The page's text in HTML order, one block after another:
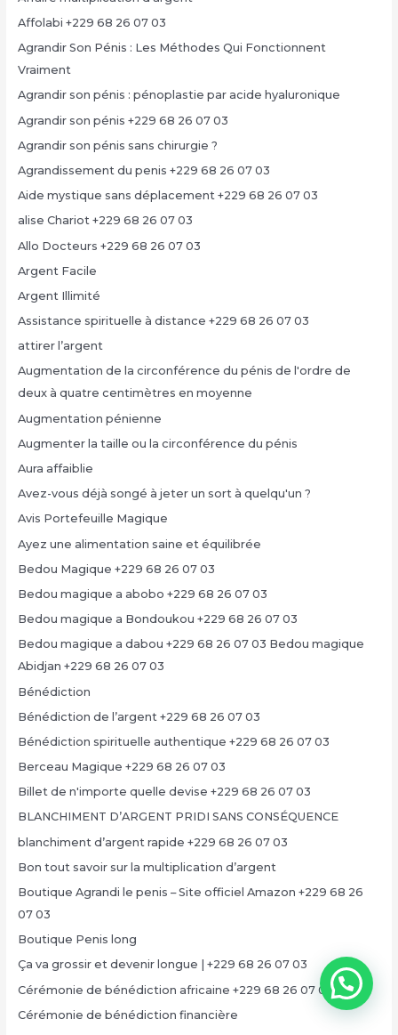
Affolabi +229 68 26 07 03
Agrandir Son Pénis : Les Méthodes Qui Fonctionnent
Vraiment
Agrandir son pénis : pénoplastie par acide hyaluronique
Agrandir son pénis +229 68 26 07 03
Agrandir son pénis sans chirurgie ?
Agrandissement du penis +229 68 26 07 03
Aide mystique sans déplacement +229 68 26 07 03
alise Chariot +229 68 26 07 03
Allo Docteurs +229 68 26 07 03
Argent Facile
Argent Illimité
Assistance spirituelle à distance +229 68 26 07 03
attirer l’argent
Augmentation de la circonférence du pénis de l'ordre de
deux à quatre centimètres en moyenne
Augmentation pénienne
Augmenter la taille ou la circonférence du pénis
Aura affaiblie
Avez-vous déjà songé à jeter un sort à quelqu'un ?
Avis Portefeuille Magique
Ayez une alimentation saine et équilibrée
Bedou Magique +229 68 26 07 03
Bedou magique a abobo +229 68 26 07 03
Bedou magique a Bondoukou +229 68 26 07 03
Bedou magique a dabou +229 68 26 07 03 Bedou magique
Abidjan +229 68 26 07 03
Bénédiction
Bénédiction de l’argent +229 68 26 07 03
Bénédiction spirituelle authentique +229 68 26 07 03
Berceau Magique +229 68 26 07 03
Billet de n'importe quelle devise +229 68 26 07 03
BLANCHIMENT D’ARGENT PRIDI SANS CONSÉQUENCE
blanchiment d’argent rapide +229 68 26 07 03
Bon tout savoir sur la multiplication d’argent
Boutique Agrandi le penis – Site officiel Amazon +229 68 26
07 03
Boutique Penis long
Ça va grossir et devenir longue | +229 68 26 07 03
Cérémonie de bénédiction africaine +229 68 26 07 03
Cérémonie de bénédiction financière